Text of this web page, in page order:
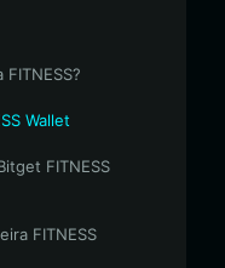
Wallet
FITNESS
FITNESS